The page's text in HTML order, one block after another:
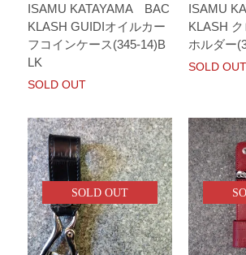
ISAMU KATAYAMA BAC
KLASH GUIDIオイルカー
フコインケース(345-14)B
LK
SOLD OUT
ISAMU
KLASH
ホルダー
SOLD OUT
SOLD OUT